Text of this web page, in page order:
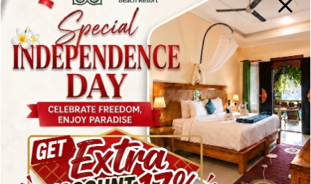
Pura Bakungan
Salah satu daya tarik utamaPura Bakungan
adalah seni ukirannya yang luar biasa. Seperti
kebanyakan pura di Bali,pura bakungandihiasi
dengan ukiran-ukiran rumit yang menggambarkan
kisah-kisah mitologi Hindu, dewa-dewa, serta alam
sekitar. Setiap detail ukiran di pura ini memiliki makna